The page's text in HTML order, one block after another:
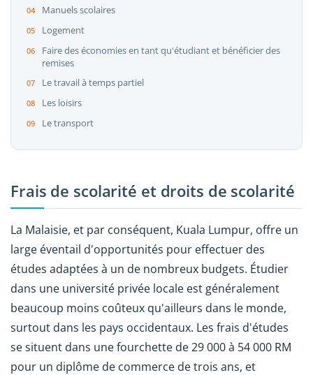
Manuels scolaires
Logement
Faire des économies en tant qu'étudiant et bénéficier des
remises
Le travail à temps partiel
Les loisirs
Le transport
Frais de scolarité et droits de scolarité
La Malaisie, et par conséquent, Kuala Lumpur, offre un
large éventail d'opportunités pour effectuer des
études adaptées à un de nombreux budgets. Étudier
dans une université privée locale est généralement
beaucoup moins coûteux qu'ailleurs dans le monde,
surtout dans les pays occidentaux. Les frais d'études
se situent dans une fourchette de 29 000 à 54 000 RM
pour un diplôme de commerce de trois ans, et